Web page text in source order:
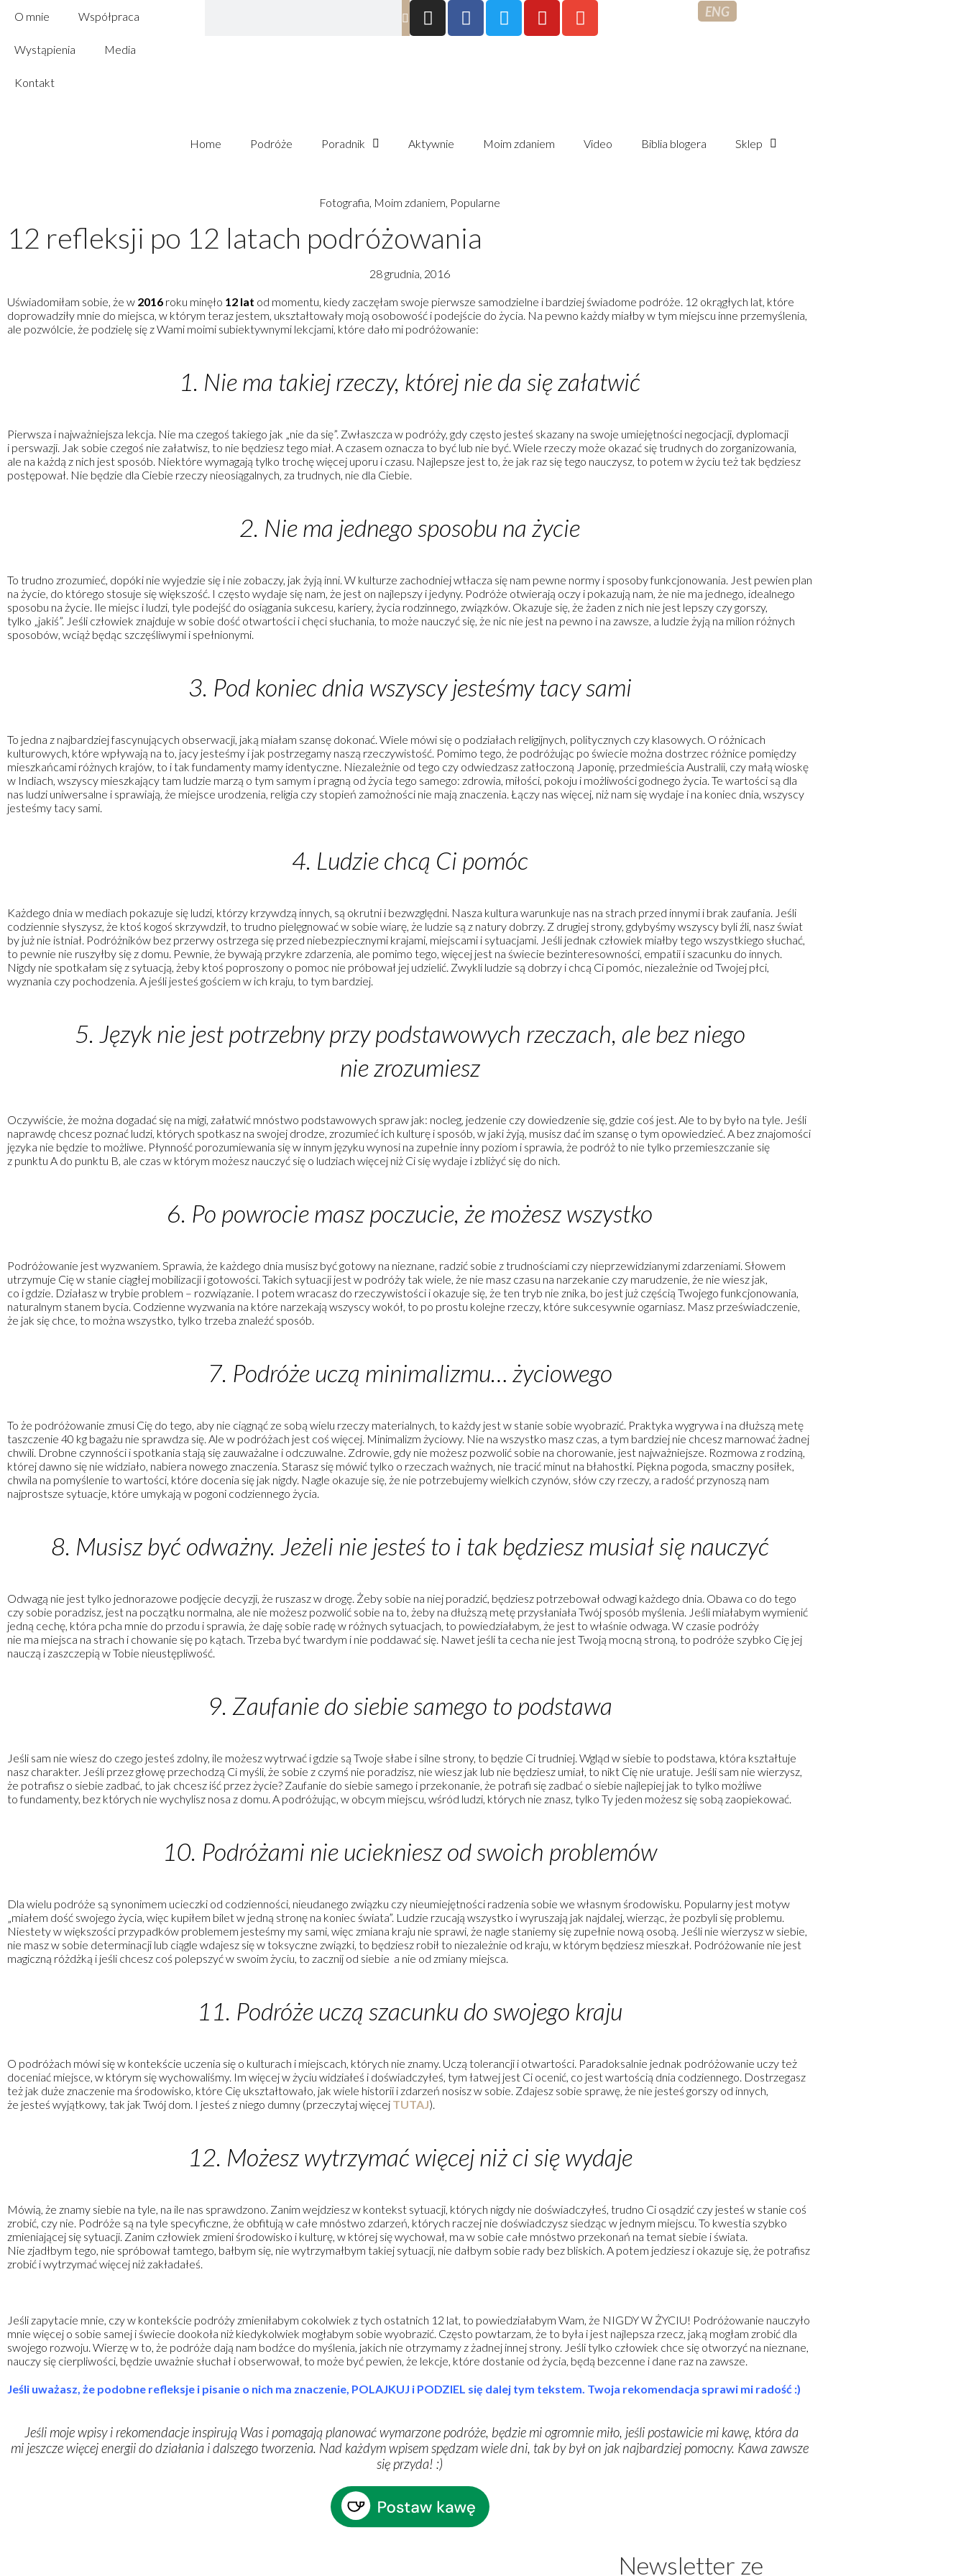
O mnie Współpraca
Wystąpienia Media
Kontakt
ENG
Home Podróże Poradnik Aktywnie Moim zdaniem Video Biblia blogera Sklep
Fotografia, Moim zdaniem, Popularne
12 refleksji po 12 latach podróżowania
28 grudnia, 2016
Uświadomiłam sobie, że w 2016 roku minęło 12 lat od momentu, kiedy zaczęłam swoje pierwsze samodzielne i bardziej świadome podróże. 12 okrągłych lat, które
doprowadziły mnie do miejsca, w którym teraz jestem, ukształtowały moją osobowość i podejście do życia. Na pewno każdy miałby w tym miejscu inne przemyślenia,
ale pozwólcie, że podzielę się z Wami moimi subiektywnymi lekcjami, które dało mi podróżowanie:
1. Nie ma takiej rzeczy, której nie da się załatwić
Pierwsza i najważniejsza lekcja. Nie ma czegoś takiego jak „nie da się”. Zwłaszcza w podróży, gdy często jesteś skazany na swoje umiejętności negocjacji, dyplomacji
i perswazji. Jak sobie czegoś nie załatwisz, to nie będziesz tego miał. A czasem oznacza to być lub nie być. Wiele rzeczy może okazać się trudnych do zorganizowania,
ale na każdą z nich jest sposób. Niektóre wymagają tylko trochę więcej uporu i czasu. Najlepsze jest to, że jak raz się tego nauczysz, to potem w życiu też tak będziesz
postępował. Nie będzie dla Ciebie rzeczy nieosiągalnych, za trudnych, nie dla Ciebie.
2. Nie ma jednego sposobu na życie
To trudno zrozumieć, dopóki nie wyjedzie się i nie zobaczy, jak żyją inni. W kulturze zachodniej wtłacza się nam pewne normy i sposoby funkcjonowania. Jest pewien plan
na życie, do którego stosuje się większość. I często wydaje się nam, że jest on najlepszy i jedyny. Podróże otwierają oczy i pokazują nam, że nie ma jednego, idealnego
sposobu na życie. Ile miejsc i ludzi, tyle podejść do osiągania sukcesu, kariery, życia rodzinnego, związków. Okazuje się, że żaden z nich nie jest lepszy czy gorszy,
tylko „jakiś”. Jeśli człowiek znajduje w sobie dość otwartości i chęci słuchania, to może nauczyć się, że nic nie jest na pewno i na zawsze, a ludzie żyją na milion różnych
sposobów, wciąż będąc szczęśliwymi i spełnionymi.
3. Pod koniec dnia wszyscy jesteśmy tacy sami
To jedna z najbardziej fascynujących obserwacji, jaką miałam szansę dokonać. Wiele mówi się o podziałach religijnych, politycznych czy klasowych. O różnicach
kulturowych, które wpływają na to, jacy jesteśmy i jak postrzegamy naszą rzeczywistość. Pomimo tego, że podróżując po świecie można dostrzec różnice pomiędzy
mieszkańcami różnych krajów, to i tak fundamenty mamy identyczne. Niezależnie od tego czy odwiedzasz zatłoczoną Japonię, przedmieścia Australii, czy małą wioskę
w Indiach, wszyscy mieszkający tam ludzie marzą o tym samym i pragną od życia tego samego: zdrowia, miłości, pokoju i możliwości godnego życia. Te wartości są dla
nas ludzi uniwersalne i sprawiają, że miejsce urodzenia, religia czy stopień zamożności nie mają znaczenia. Łączy nas więcej, niż nam się wydaje i na koniec dnia, wszyscy
jesteśmy tacy sami.
4. Ludzie chcą Ci pomóc
Każdego dnia w mediach pokazuje się ludzi, którzy krzywdzą innych, są okrutni i bezwzględni. Nasza kultura warunkuje nas na strach przed innymi i brak zaufania. Jeśli
codziennie słyszysz, że ktoś kogoś skrzywdził, to trudno pielęgnować w sobie wiarę, że ludzie są z natury dobrzy. Z drugiej strony, gdybyśmy wszyscy byli źli, nasz świat
by już nie istniał. Podróżników bez przerwy ostrzega się przed niebezpiecznymi krajami, miejscami i sytuacjami. Jeśli jednak człowiek miałby tego wszystkiego słuchać,
to pewnie nie ruszyłby się z domu. Pewnie, że bywają przykre zdarzenia, ale pomimo tego, więcej jest na świecie bezinteresowności, empatii i szacunku do innych.
Nigdy nie spotkałam się z sytuacją, żeby ktoś poproszony o pomoc nie próbował jej udzielić. Zwykli ludzie są dobrzy i chcą Ci pomóc, niezależnie od Twojej płci,
wyznania czy pochodzenia. A jeśli jesteś gościem w ich kraju, to tym bardziej.
5. Język nie jest potrzebny przy podstawowych rzeczach, ale bez niego
nie zrozumiesz
Oczywiście, że można dogadać się na migi, załatwić mnóstwo podstawowych spraw jak: nocleg, jedzenie czy dowiedzenie się, gdzie coś jest. Ale to by było na tyle. Jeśli
naprawdę chcesz poznać ludzi, których spotkasz na swojej drodze, zrozumieć ich kulturę i sposób, w jaki żyją, musisz dać im szansę o tym opowiedzieć. A bez znajomości
języka nie będzie to możliwe. Płynność porozumiewania się w innym języku wynosi na zupełnie inny poziom i sprawia, że podróż to nie tylko przemieszczanie się
z punktu A do punktu B, ale czas w którym możesz nauczyć się o ludziach więcej niż Ci się wydaje i zbliżyć się do nich.
6. Po powrocie masz poczucie, że możesz wszystko
Podróżowanie jest wyzwaniem. Sprawia, że każdego dnia musisz być gotowy na nieznane, radzić sobie z trudnościami czy nieprzewidzianymi zdarzeniami. Słowem
utrzymuje Cię w stanie ciągłej mobilizacji i gotowości. Takich sytuacji jest w podróży tak wiele, że nie masz czasu na narzekanie czy marudzenie, że nie wiesz jak,
co i gdzie. Działasz w trybie problem – rozwiązanie. I potem wracasz do rzeczywistości i okazuje się, że ten tryb nie znika, bo jest już częścią Twojego funkcjonowania,
naturalnym stanem bycia. Codzienne wyzwania na które narzekają wszyscy wokół, to po prostu kolejne rzeczy, które sukcesywnie ogarniasz. Masz przeświadczenie,
że jak się chce, to można wszystko, tylko trzeba znaleźć sposób.
7. Podróże uczą minimalizmu… życiowego
To że podróżowanie zmusi Cię do tego, aby nie ciągnąć ze sobą wielu rzeczy materialnych, to każdy jest w stanie sobie wyobrazić. Praktyka wygrywa i na dłuższą metę
taszczenie 40 kg bagażu nie sprawdza się. Ale w podróżach jest coś więcej. Minimalizm życiowy. Nie na wszystko masz czas, a tym bardziej nie chcesz marnować żadnej
chwili. Drobne czynności i spotkania stają się zauważalne i odczuwalne. Zdrowie, gdy nie możesz pozwolić sobie na chorowanie, jest najważniejsze. Rozmowa z rodziną,
której dawno się nie widziało, nabiera nowego znaczenia. Starasz się mówić tylko o rzeczach ważnych, nie tracić minut na błahostki. Piękna pogoda, smaczny posiłek,
chwila na pomyślenie to wartości, które docenia się jak nigdy. Nagle okazuje się, że nie potrzebujemy wielkich czynów, słów czy rzeczy, a radość przynoszą nam
najprostsze sytuacje, które umykają w pogoni codziennego życia.
8. Musisz być odważny. Jeżeli nie jesteś to i tak będziesz musiał się nauczyć
Odwagą nie jest tylko jednorazowe podjęcie decyzji, że ruszasz w drogę. Żeby sobie na niej poradzić, będziesz potrzebował odwagi każdego dnia. Obawa co do tego
czy sobie poradzisz, jest na początku normalna, ale nie możesz pozwolić sobie na to, żeby na dłuższą metę przysłaniała Twój sposób myślenia. Jeśli miałabym wymienić
jedną cechę, która pcha mnie do przodu i sprawia, że daję sobie radę w różnych sytuacjach, to powiedziałabym, że jest to właśnie odwaga. W czasie podróży
nie ma miejsca na strach i chowanie się po kątach. Trzeba być twardym i nie poddawać się. Nawet jeśli ta cecha nie jest Twoją mocną stroną, to podróże szybko Cię jej
nauczą i zaszczepią w Tobie nieustępliwość.
9. Zaufanie do siebie samego to podstawa
Jeśli sam nie wiesz do czego jesteś zdolny, ile możesz wytrwać i gdzie są Twoje słabe i silne strony, to będzie Ci trudniej. Wgląd w siebie to podstawa, która kształtuje
nasz charakter. Jeśli przez głowę przechodzą Ci myśli, że sobie z czymś nie poradzisz, nie wiesz jak lub nie będziesz umiał, to nikt Cię nie uratuje. Jeśli sam nie wierzysz,
że potrafisz o siebie zadbać, to jak chcesz iść przez życie? Zaufanie do siebie samego i przekonanie, że potrafi się zadbać o siebie najlepiej jak to tylko możliwe
to fundamenty, bez których nie wychylisz nosa z domu. A podróżując, w obcym miejscu, wśród ludzi, których nie znasz, tylko Ty jeden możesz się sobą zaopiekować.
10. Podróżami nie uciekniesz od swoich problemów
Dla wielu podróże są synonimem ucieczki od codzienności, nieudanego związku czy nieumiejętności radzenia sobie we własnym środowisku. Popularny jest motyw
„miałem dość swojego życia, więc kupiłem bilet w jedną stronę na koniec świata”. Ludzie rzucają wszystko i wyruszają jak najdalej, wierząc, że pozbyli się problemu.
Niestety w większości przypadków problemem jesteśmy my sami, więc zmiana kraju nie sprawi, że nagle staniemy się zupełnie nową osobą. Jeśli nie wierzysz w siebie,
nie masz w sobie determinacji lub ciągle wdajesz się w toksyczne związki, to będziesz robił to niezależnie od kraju, w którym będziesz mieszkał. Podróżowanie nie jest
magiczną różdżką i jeśli chcesz coś polepszyć w swoim życiu, to zacznij od siebie a nie od zmiany miejsca.
11. Podróże uczą szacunku do swojego kraju
O podróżach mówi się w kontekście uczenia się o kulturach i miejscach, których nie znamy. Uczą tolerancji i otwartości. Paradoksalnie jednak podróżowanie uczy też
doceniać miejsce, w którym się wychowaliśmy. Im więcej w życiu widziałeś i doświadczyłeś, tym łatwej jest Ci ocenić, co jest wartością dnia codziennego. Dostrzegasz
też jak duże znaczenie ma środowisko, które Cię ukształtowało, jak wiele historii i zdarzeń nosisz w sobie. Zdajesz sobie sprawę, że nie jesteś gorszy od innych,
że jesteś wyjątkowy, tak jak Twój dom. I jesteś z niego dumny (przeczytaj więcej TUTAJ).
12. Możesz wytrzymać więcej niż ci się wydaje
Mówią, że znamy siebie na tyle, na ile nas sprawdzono. Zanim wejdziesz w kontekst sytuacji, których nigdy nie doświadczyłeś, trudno Ci osądzić czy jesteś w stanie coś
zrobić, czy nie. Podróże są na tyle specyficzne, że obfitują w całe mnóstwo zdarzeń, których raczej nie doświadczysz siedząc w jednym miejscu. To kwestia szybko
zmieniającej się sytuacji. Zanim człowiek zmieni środowisko i kulturę, w której się wychował, ma w sobie całe mnóstwo przekonań na temat siebie i świata.
Nie zjadłbym tego, nie spróbował tamtego, bałbym się, nie wytrzymałbym takiej sytuacji, nie dałbym sobie rady bez bliskich. A potem jedziesz i okazuje się, że potrafisz
zrobić i wytrzymać więcej niż zakładałeś.
Jeśli zapytacie mnie, czy w kontekście podróży zmieniłabym cokolwiek z tych ostatnich 12 lat, to powiedziałabym Wam, że NIGDY W ŻYCIU! Podróżowanie nauczyło
mnie więcej o sobie samej i świecie dookoła niż kiedykolwiek mogłabym sobie wyobrazić. Często powtarzam, że to była i jest najlepsza rzecz, jaką mogłam zrobić dla
swojego rozwoju. Wierzę w to, że podróże dają nam bodźce do myślenia, jakich nie otrzymamy z żadnej innej strony. Jeśli tylko człowiek chce się otworzyć na nieznane,
nauczy się cierpliwości, będzie uważnie słuchał i obserwował, to może być pewien, że lekcje, które dostanie od życia, będą bezcenne i dane raz na zawsze.
Jeśli uważasz, że podobne refleksje i pisanie o nich ma znaczenie, POLAJKUJ i PODZIEL się dalej tym tekstem. Twoja rekomendacja sprawi mi radość :)
Jeśli moje wpisy i rekomendacje inspirują Was i pomagają planować wymarzone podróże, będzie mi ogromnie miło, jeśli postawicie mi kawę, która da
mi jeszcze więcej energii do działania i dalszego tworzenia. Nad każdym wpisem spędzam wiele dni, tak by był on jak najbardziej pomocny. Kawa zawsze
się przyda! :)
Newsletter ze